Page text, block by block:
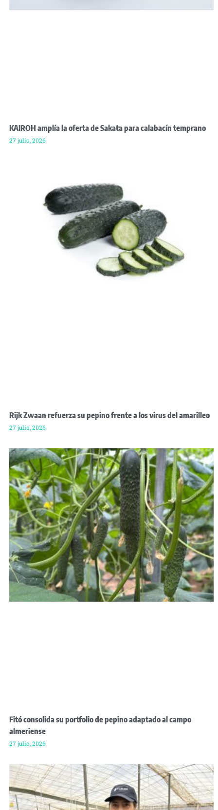
KAIROH amplía la oferta de Sakata para calabacín temprano
27 julio, 2026
Rijk Zwaan refuerza su pepino frente a los virus del amarilleo
27 julio, 2026
Fitó consolida su portfolio de pepino adaptado al campo
almeriense
27 julio, 2026